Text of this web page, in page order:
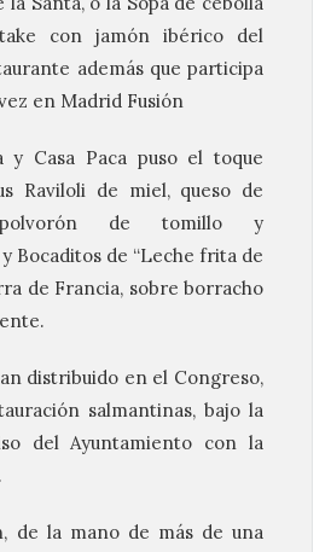
con jamón ibérico del
además que participa
en Madrid Fusión
y Casa Paca puso el toque
Raviloli de miel, queso de
polvorón de tomillo y
Bocaditos de “Leche frita de
de Francia, sobre borracho
distribuido en el Congreso,
salmantinas, bajo la
del Ayuntamiento con la
de la mano de más de una